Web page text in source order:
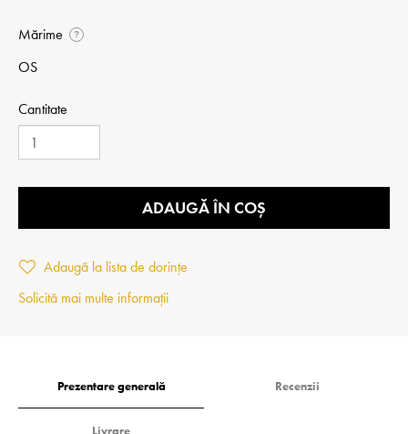
Mărime ?
OS
Cantitate
ADAUGĂ ÎN COȘ
Adaugă la lista de dorințe
Solicită mai multe informații
Prezentare generală Recenzii